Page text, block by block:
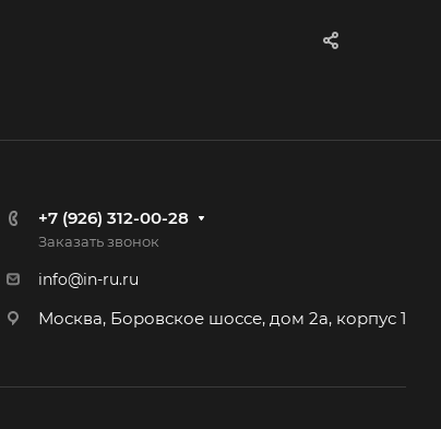
+7 (926) 312-00-28
Заказать звонок
info@in-ru.ru
Москва, Боровское шоссе, дом 2а, корпус 1